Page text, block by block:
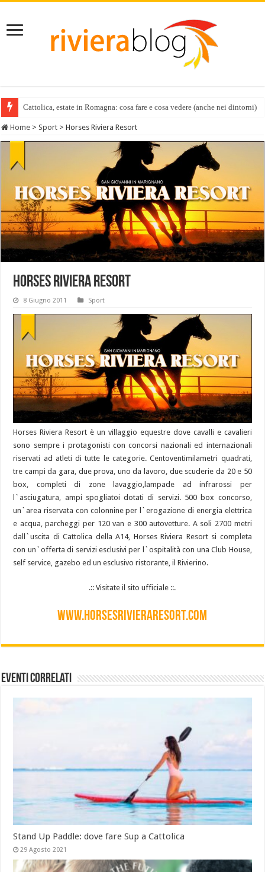
Cattolica, estate in Romagna: cosa fare e cosa vedere (anche nei dintorni)
Home > Sport > Horses Riviera Resort
Horses Riviera Resort
8 Giugno 2011 Sport
Horses Riviera Resort è un villaggio equestre dove cavalli e cavalieri
sono sempre i protagonisti con concorsi nazionali ed internazionali
riservati ad atleti di tutte le categorie. Centoventimilametri quadrati,
tre campi da gara, due prova, uno da lavoro, due scuderie da 20 e 50
box, completi di zone lavaggio,lampade ad infrarossi per
l`asciugatura, ampi spogliatoi dotati di servizi. 500 box concorso,
un`area riservata con colonnine per l`erogazione di energia elettrica
e acqua, parcheggi per 120 van e 300 autovetture. A soli 2700 metri
dall`uscita di Cattolica della A14, Horses Riviera Resort si completa
con un`offerta di servizi esclusivi per l`ospitalità con una Club House,
self service, gazebo ed un esclusivo ristorante, il Rivierino.
.:: Visitate il sito ufficiale ::.
www.horsesrivieraresort.com
Eventi Correlati
Stand Up Paddle: dove fare Sup a Cattolica
29 Agosto 2021